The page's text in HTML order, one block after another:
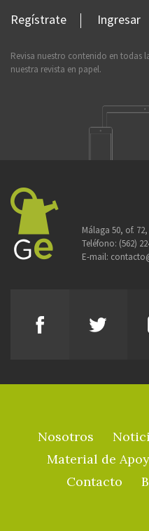
Regístrate Ingresar
Revisa nuestro contenido en todas
nuestra revista en papel.
Málaga 50, of.
Teléfono: (562)
E-mail:
Nosotros
Material de
Contacto